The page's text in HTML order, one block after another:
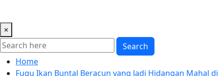
×
Search
Home
Fugu Ikan Buntal Beracun yang Jadi Hidangan Mahal di